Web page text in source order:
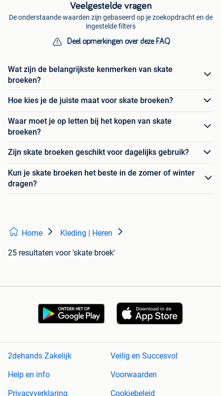
Veelgestelde vragen
De onderstaande waarden zijn gebaseerd op je zoekopdracht en de
ingestelde filters
Deel opmerkingen over deze FAQ
Wat zijn de belangrijkste kenmerken van skate
broeken?
Hoe kies je de juiste maat voor skate broeken?
Waar moet je op letten bij het kopen van skate
broeken?
Zijn skate broeken geschikt voor dagelijks gebruik?
Kun je skate broeken het beste in de zomer of winter
dragen?
Home Kleding | Heren
25 resultaten voor 'skate broek'
2dehands Zakelijk
Veilig en Succesvol
Help en info
Voorwaarden
Privacyverklaring
Cookiebeleid